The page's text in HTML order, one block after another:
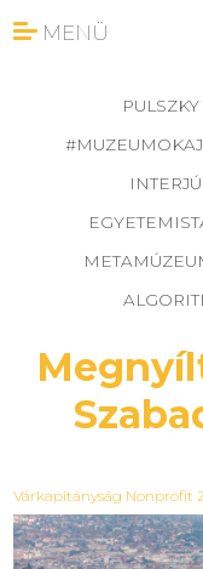
MENÜ
INTERJÚ
Várkapitányság Nonprofit